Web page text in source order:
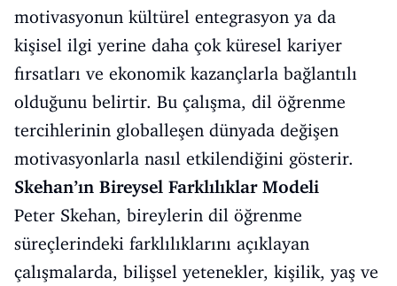
motivasyonun kültürel entegrasyon ya da
kişisel ilgi yerine daha çok küresel kariyer
fırsatları ve ekonomik kazançlarla bağlantılı
olduğunu belirtir. Bu çalışma, dil öğrenme
tercihlerinin globalleşen dünyada değişen
motivasyonlarla nasıl etkilendiğini gösterir.
Skehan’ın Bireysel Farklılıklar Modeli
Peter Skehan, bireylerin dil öğrenme
süreçlerindeki farklılıklarını açıklayan
çalışmalarda, bilişsel yetenekler, kişilik, yaş ve